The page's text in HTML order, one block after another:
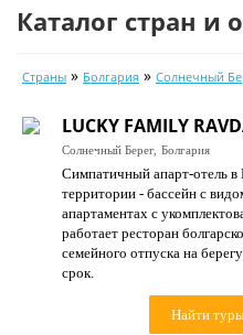
Календарь туров
Цены дня
Страны
Как купить
О нас
Каталог стран и
Страны » Болгария » Солнечный
LUCKY FAMILY
Солнечный Берег, Болгария
Симпатичный апарт-отель в
территории - бассейн с
апартаментах с
работает ресторан
семейного отпуска на
срок.
Найти